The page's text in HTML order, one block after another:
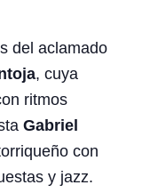
del aclamado
, cuya
ritmos
Gabriel
con
y jazz.